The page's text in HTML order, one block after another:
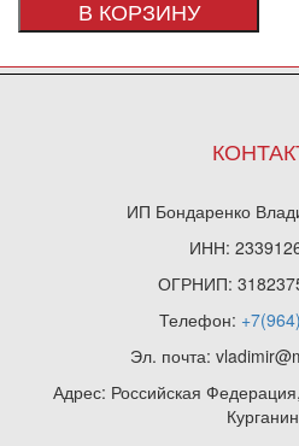
В КОРЗИНУ
ИП Бондаренко
ИНН:
ОГРНИП:
Телефон:
Эл. почта:
Адрес: Российская